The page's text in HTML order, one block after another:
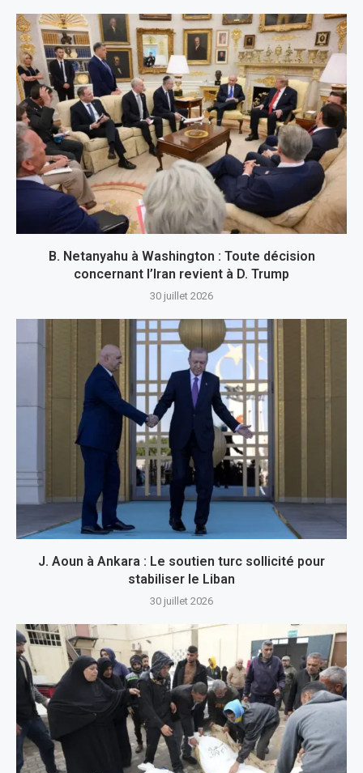
B. Netanyahu à Washington : Toute décision
concernant l’Iran revient à D. Trump
30 juillet 2026
J. Aoun à Ankara : Le soutien turc sollicité pour
stabiliser le Liban
30 juillet 2026